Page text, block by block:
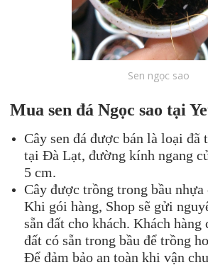
Sen ngọc sao
Mua sen đá Ngọc sao tại
Cây sen đá được bán là loại đã
tại Đà Lạt, đường kính ngang
5 cm.
Cây được trồng trong bầu nhựa
Khi gói hàng, Shop sẽ gửi
sẵn đất cho khách. Khách hàng
đất có sẵn trong bầu để trồng
Để đảm bảo an toàn khi vận